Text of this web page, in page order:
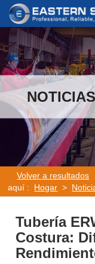
Volver a resultados
aquí : Hogar >
Tubería
Costura: